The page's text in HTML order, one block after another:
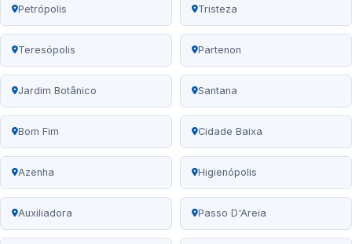
Petrópolis Tristeza
Teresópolis Partenon
Jardim Botânico Santana
Bom Fim Cidade Baixa
Azenha Higienópolis
Auxiliadora Passo D'Areia